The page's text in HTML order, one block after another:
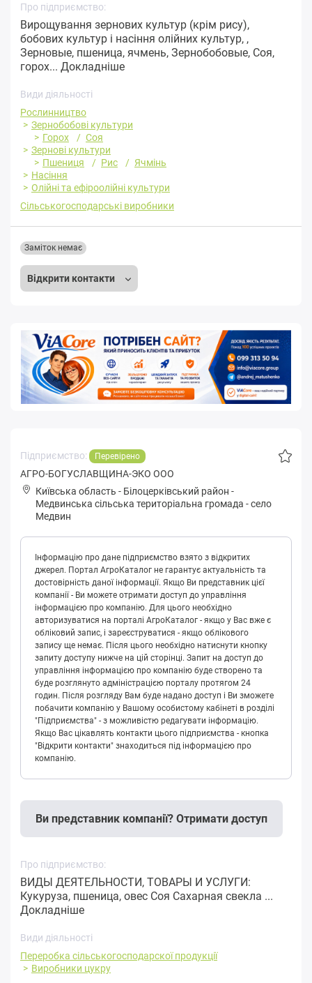
Про підприємство:
Вирощування зернових культур (крім рису),
бобових культур і насіння олійних культур, ,
Зерновые, пшеница, ячмень, Зернобобовые, Соя,
горох... Докладніше
Види діяльності
Рослинництво
Зернобобові культури
Горох
Соя
Зернові культури
Пшениця
Рис
Ячмінь
Насіння
Олійні та ефіроолійні культури
Сільськогосподарські виробники
Відкрити контакти
Заміток немає
Підприємство: Перевірено
АГРО-БОГУСЛАВЩИНА-ЭКО ООО
Київська область - Білоцерківський район -
Мeдвинськa сільська територіальна громада -село
Медвин
Інформацію про дане підприємство взято з відкритих
джерел. Портал АгроКаталог не гарантує актуальність та
достовірність даної інформації. Якщо Ви представник цієї
компанії - Ви можете отримати доступ до управління
інформацією про компанію. Для цього необхідно
авторизуватися на порталі АгроКаталог - якщо у Вас вже є
обліковий запис, і зареєструватися - якщо облікового
запису ще немає. Після цього необхідно натиснути кнопку
запиту доступу нижче на цій сторінці. Запит на доступ до
управління інформацією про компанію буде створено та
буде розглянуто адміністрацією порталу протягом 24
годин. Після розгляду Вам буде надано доступ і Ви зможете
побачити компанію у Вашому особистому кабінеті в розділі
"Підприємства" - з можливістю редагувати інформацію.
Якщо Вас цікавлять контакти цього підприємства - кнопка
"Відкрити контакти" знаходиться під інформацією про
компанію.
Ви представник компанії? Отримати доступ
Про підприємство:
ВИДЫ ДЕЯТЕЛЬНОСТИ, ТОВАРЫ И УСЛУГИ:
Кукуруза, пшеница, овес Соя Сахарная свекла ...
Докладніше
Види діяльності
Переробка cільськогосподарскої продукції
Виробники цукру